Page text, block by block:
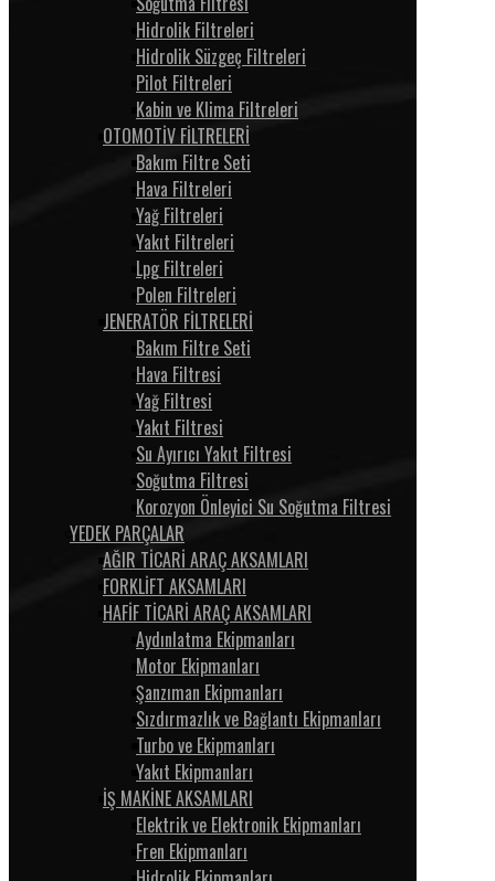
Hidrolik Filtreleri
Hidrolik Süzgeç Filtreleri
Pilot Filtreleri
Kabin ve Klima Filtreleri
OTOMOTİV FİLTRELERİ
Bakım Filtre Seti
Hava Filtreleri
Yağ Filtreleri
Yakıt Filtreleri
Lpg Filtreleri
Polen Filtreleri
JENERATÖR FİLTRELERİ
Bakım Filtre Seti
Hava Filtresi
Yağ Filtresi
Yakıt Filtresi
Su Ayırıcı Yakıt Filtresi
Soğutma Filtresi
Korozyon Önleyici Su Soğutma Filtresi
YEDEK PARÇALAR
AĞIR TİCARİ ARAÇ AKSAMLARI
FORKLİFT AKSAMLARI
HAFİF TİCARİ ARAÇ AKSAMLARI
Aydınlatma Ekipmanları
Motor Ekipmanları
Şanzıman Ekipmanları
Sızdırmazlık ve Bağlantı Ekipmanları
Turbo ve Ekipmanları
Yakıt Ekipmanları
İŞ MAKİNE AKSAMLARI
Elektrik ve Elektronik Ekipmanları
Fren Ekipmanları